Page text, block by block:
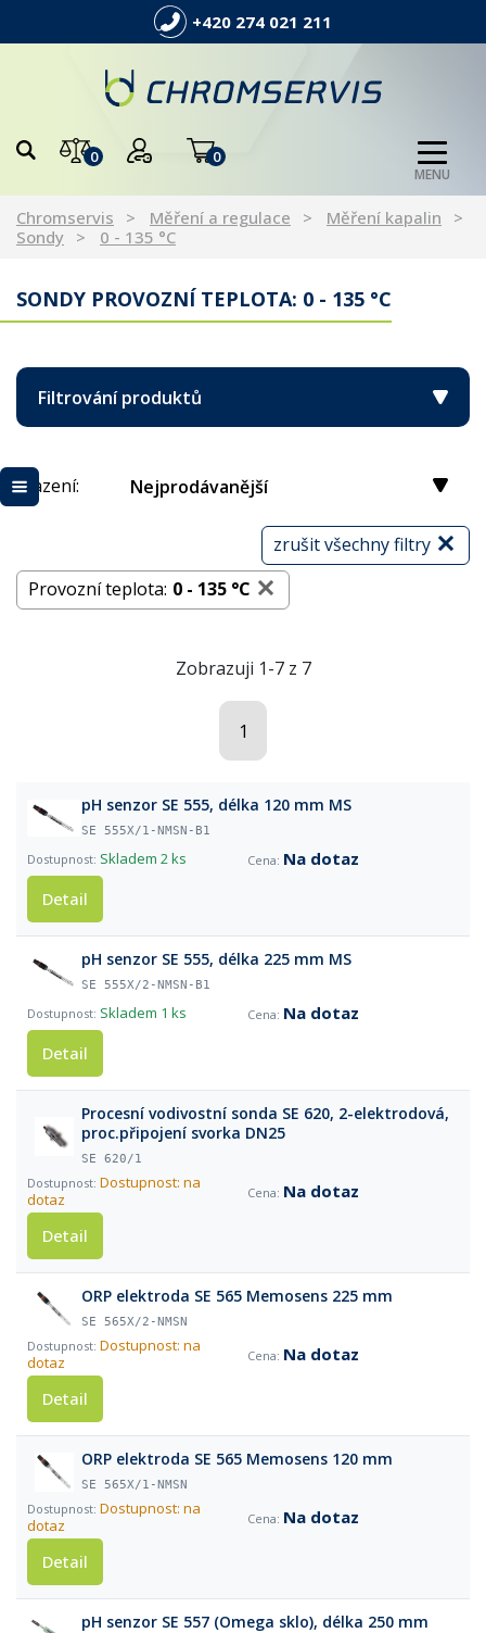
+420 274 021 211
0 0
MENU
Chromservis Měření a regulace
Měření kapalin
Sondy
0 - 135 °C
SONDY PROVOZNÍ TEPLOTA: 0 - 135 °C
Filtrování produktů
Řazení: Nejprodávanější
zrušit všechny filtry
Provozní teplota: 0 - 135 °C
Zobrazuji 1-7 z 7
1
pH senzor SE 555, délka 120 mm MS
SE 555X/1-NMSN-B1
Skladem 2 ks
Na dotaz
Detail
pH senzor SE 555, délka 225 mm MS
SE 555X/2-NMSN-B1
Skladem 1 ks
Na dotaz
Detail
Procesní vodivostní sonda SE 620, 2-elektrodová,
proc.připojení svorka DN25
SE 620/1
Dostupnost: na
dotaz
Na dotaz
Detail
ORP elektroda SE 565 Memosens 225 mm
SE 565X/2-NMSN
Dostupnost: na
dotaz
Na dotaz
Detail
ORP elektroda SE 565 Memosens 120 mm
SE 565X/1-NMSN
Dostupnost: na
dotaz
Na dotaz
Detail
pH senzor SE 557 (Omega sklo), délka 250 mm